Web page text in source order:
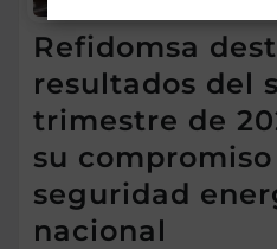
Refidomsa
resultados del
trimestre de
su
seguridad
nacional